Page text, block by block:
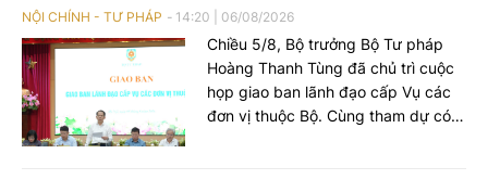
NỘI CHÍNH - TƯ PHÁP 14:20 06/08/2026
Chiều 5/8, Bộ trưởng Bộ Tư pháp
Hoàng Thanh Tùng đã chủ trì cuộc
họp giao ban lãnh đạo cấp Vụ các
đơn vị thuộc Bộ. Cùng tham dự có